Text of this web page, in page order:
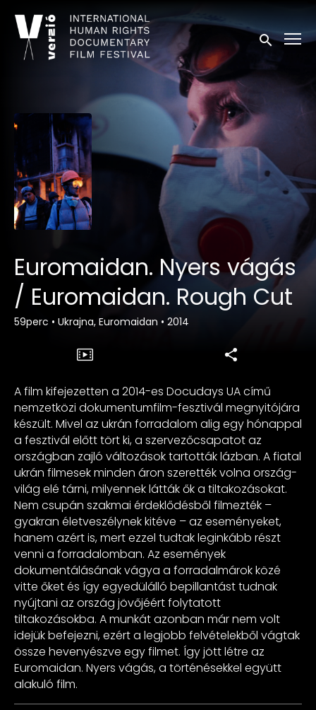
Kisegítő lehetőségek linkek
Keresés
Euromaidan. Nyers vágás
/ Euromaidan. Rough Cut
59perc • Ukrajna, Euromaidan • 2014
A film kifejezetten a 2014-es Docudays UA című
nemzetközi dokumentumfilm-fesztivál megnyitójára
készült. Mivel az ukrán forradalom alig egy hónappal
a fesztivál előtt tört ki, a szervezőcsapatot az
országban zajló változások tartották lázban. A fiatal
ukrán filmesek minden áron szerették volna ország-
világ elé tárni, milyennek látták ők a tiltakozásokat.
Nem csupán szakmai érdeklődésből filmezték –
gyakran életveszélynek kitéve – az eseményeket,
hanem azért is, mert ezzel tudtak leginkább részt
venni a forradalomban. Az események
dokumentálásának vágya a forradalmárok közé
vitte őket és így egyedülálló bepillantást tudnak
nyújtani az ország jövőjéért folytatott
tiltakozásokba. A munkát azonban már nem volt
idejük befejezni, ezért a legjobb felvételekből vágtak
össze hevenyészve egy filmet. Így jött létre az
Euromaidan. Nyers vágás, a történésekkel együtt
alakuló film.